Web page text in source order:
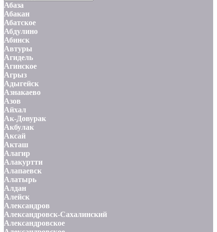
Абаза
Абакан
Абатское
Абдулино
Абинск
Автуры
Агидель
Агинское
Агрыз
Адыгейск
Азнакаево
Азов
Айхал
Ак-Довурак
Акбулак
Аксай
Акташ
Алагир
Алакуртти
Алапаевск
Алатырь
Алдан
Алейск
Александров
Александровск-Сахалинский
Александровское